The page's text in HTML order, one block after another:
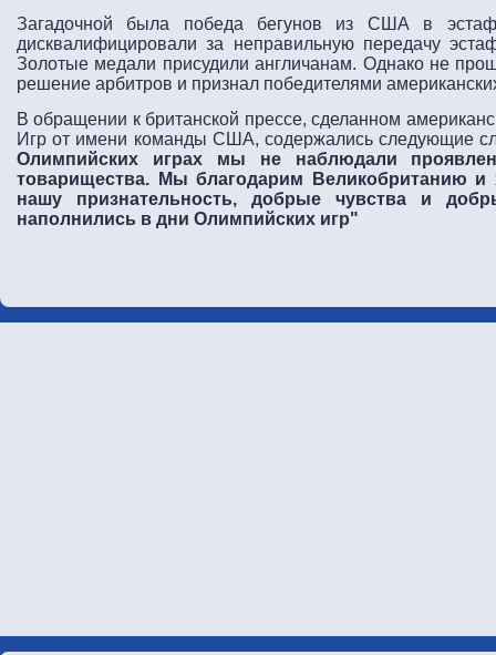
Загадочной была победа бегунов из США в
дисквалифицировали за неправильную передачу
Золотые медали присудили англичанам. Однако не
решение арбитров и признал победителями
В обращении к британской прессе, сделанном
Игр от имени команды США, содержались следующие
Олимпийских играх мы не наблюдали
товарищества. Мы благодарим Великобританию
нашу признательность, добрые чувства и
наполнились в дни Олимпийских игр"